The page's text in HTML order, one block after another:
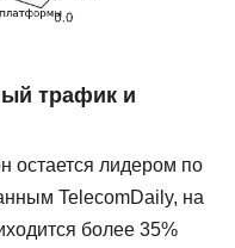
трафик и
остается лидером по
TelecomDaily, на
более 35%